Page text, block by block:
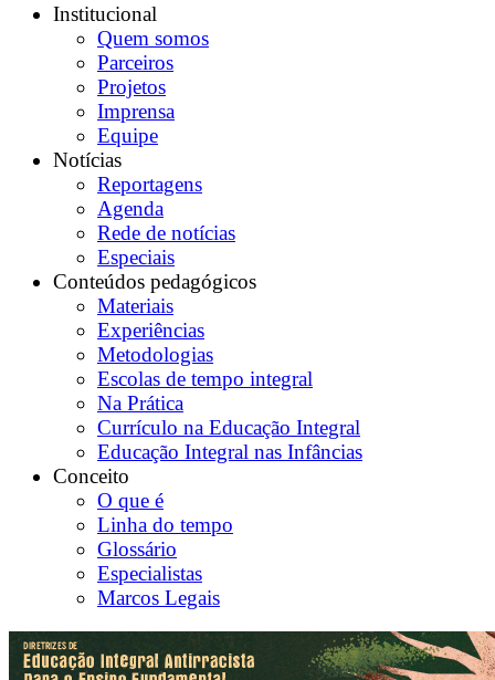
Institucional
Quem somos
Parceiros
Projetos
Imprensa
Equipe
Notícias
Reportagens
Agenda
Rede de notícias
Especiais
Conteúdos pedagógicos
Materiais
Experiências
Metodologias
Escolas de tempo integral
Na Prática
Currículo na Educação Integral
Educação Integral nas Infâncias
Conceito
O que é
Linha do tempo
Glossário
Especialistas
Marcos Legais